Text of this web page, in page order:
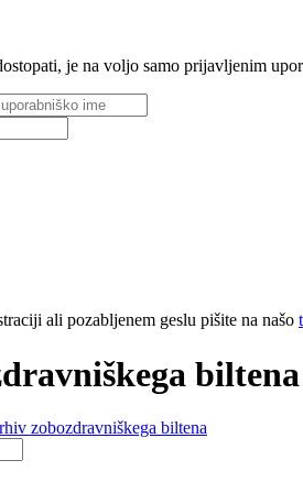
je na voljo samo prijavljenim
ali pozabljenem geslu pišite na našo
biltena
zobozdravniškega biltena